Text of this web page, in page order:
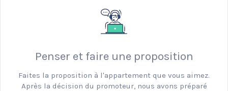
Penser et faire une proposition
Faites la proposition à l'appartement que vous aimez.
Après la décision du promoteur, nous avons préparé